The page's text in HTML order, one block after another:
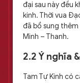
đại sau này đều
kinh. Thời vua
đã bổ sung thêm
Minh – Thanh.
2.2 Ý nghĩa
Tam Tự Kinh có